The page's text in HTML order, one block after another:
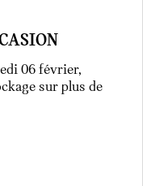
06 février,
sur plus de